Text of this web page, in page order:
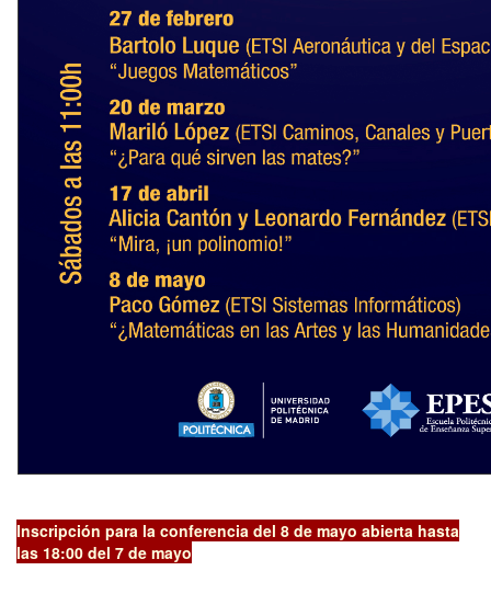
Inscripción para la conferencia del 8 de mayo abierta hasta
las 18:00 del 7 de mayo